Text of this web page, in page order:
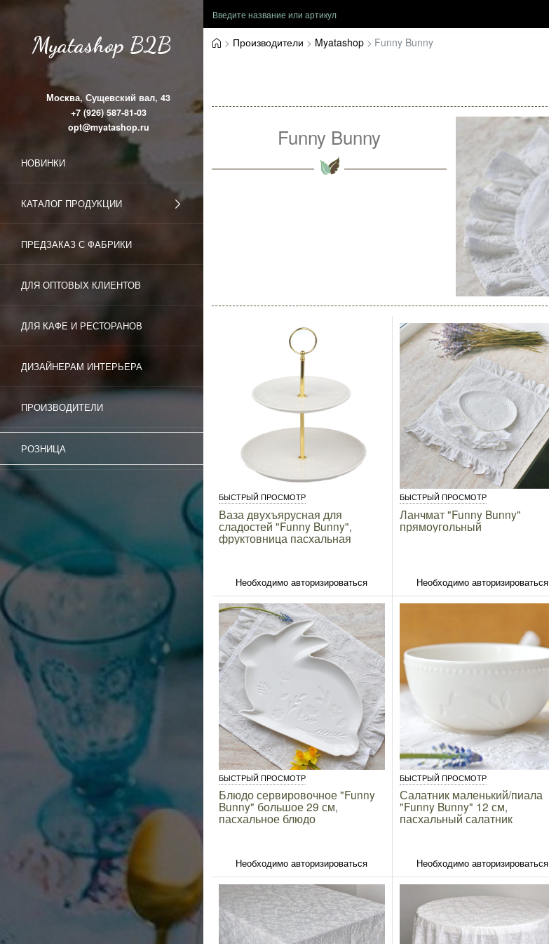
Myatashop B2B
Москва, Сущевский вал, 43
+7 (926) 587-81-03
opt@myatashop.ru
НОВИНКИ
КАТАЛОГ ПРОДУКЦИИ
ПРЕДЗАКАЗ С ФАБРИКИ
ДЛЯ ОПТОВЫХ КЛИЕНТОВ
ДЛЯ КАФЕ И РЕСТОРАНОВ
ДИЗАЙНЕРАМ ИНТЕРЬЕРА
ПРОИЗВОДИТЕЛИ
РОЗНИЦА
Производители Myatashop Funny Bunny
Funny Bunny
БЫСТРЫЙ ПРОСМОТР
Ваза двухъярусная для
сладостей "Funny Bunny",
фруктовница пасхальная
Необходимо авторизироваться
БЫСТРЫЙ ПРОСМОТР
Ланчмат "Funny Bunny"
прямоугольный
Необходимо авторизироваться
БЫСТРЫЙ ПРОСМОТР
Блюдо сервировочное "Funny
Bunny" большое 29 см,
пасхальное блюдо
Необходимо авторизироваться
БЫСТРЫЙ ПРОСМОТР
Салатник маленький/пиала
"Funny Bunny" 12 см,
пасхальный салатник
Необходимо авторизироваться